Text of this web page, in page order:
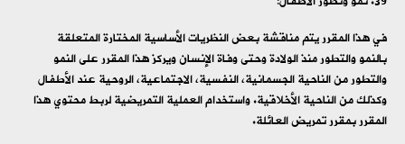
في هذا المقرر يتم مناقشة بعض النظريات الأساسية المختارة المتعلقة
بالنمو والتطور منذ الولادة وحتى وفاة الإنسان ويركز هذا المقرر على النمو
والتطور من الناحية الجسمانية، النفسية، الاجتماعية، الروحية عند الأطفال
وكذلك من الناحية الأخلاقية. واستخدام العملية التمريضية لربط محتوي هذا
المقرر بمقرر تمريض العائلة.